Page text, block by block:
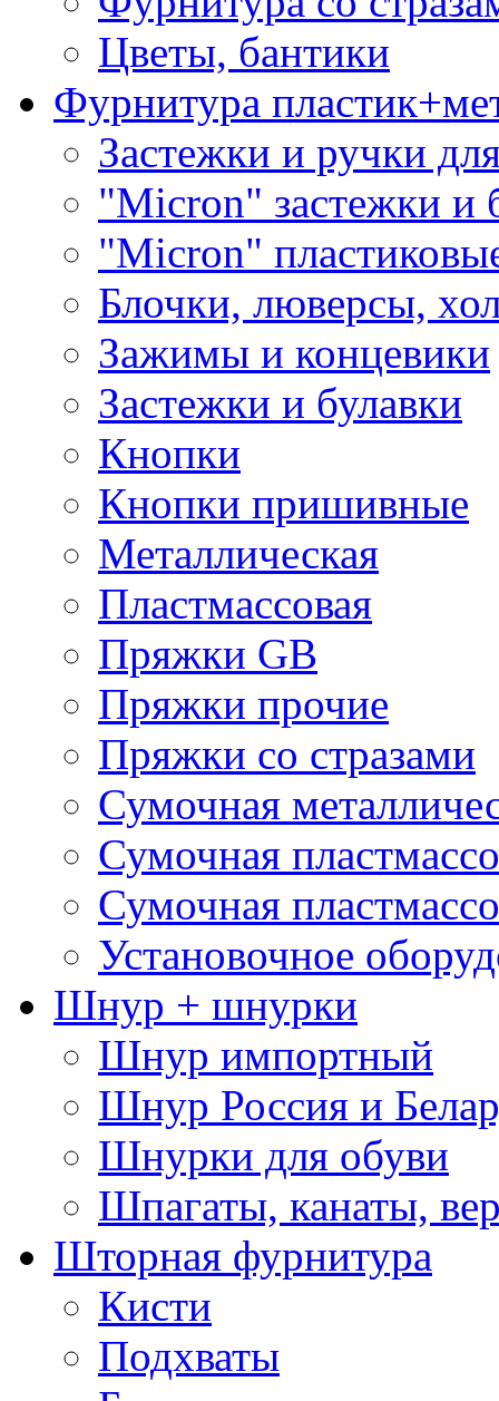
Цветы, бантики
Фурнитура
Застежки и ручки
"Micron" застежки и
"Micron"
Блочки, люверсы,
Зажимы и концевики
Застежки и булавки
Кнопки
Кнопки пришивные
Металлическая
Пластмассовая
Пряжки GB
Пряжки прочие
Пряжки со стразами
Сумочная
Сумочная
Сумочная
Установочное
Шнур + шнурки
Шнур импортный
Шнур Россия и
Шнурки для обуви
Шпагаты, канаты,
Шторная фурнитура
Кисти
Подхваты